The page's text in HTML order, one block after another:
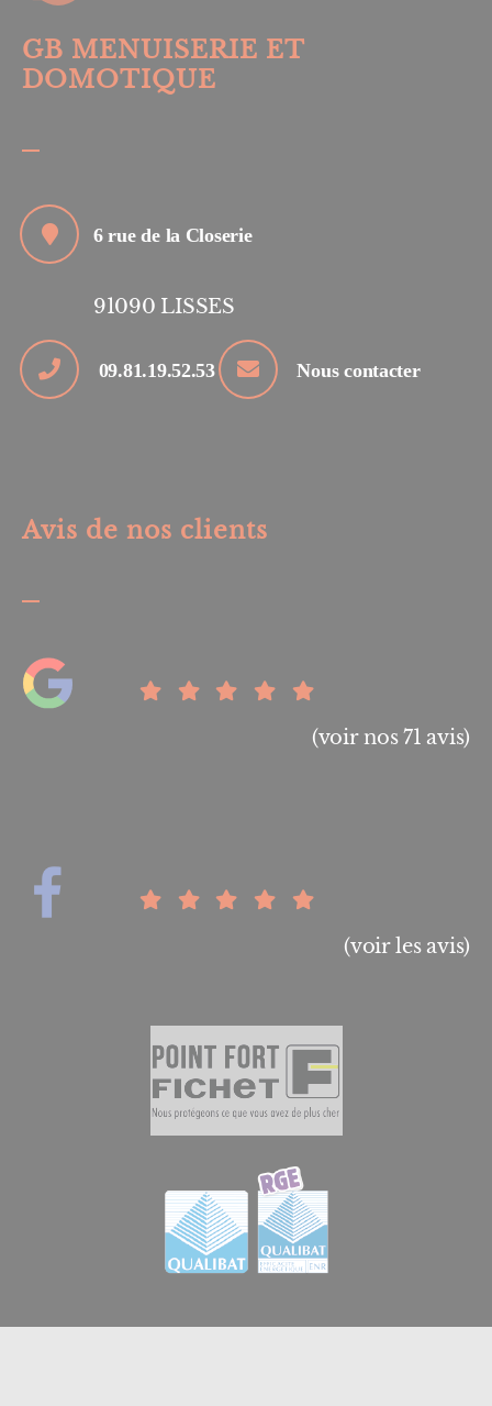
GB MENUISERIE ET
DOMOTIQUE
6 rue de la Closerie
91090 LISSES
09.81.19.52.53 Nous contacter
Avis de nos clients
(voir nos 71 avis)
(voir les avis)